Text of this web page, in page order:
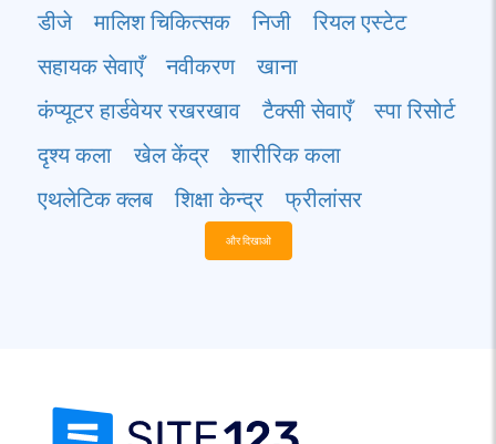
डीजे
मालिश चिकित्सक निजी
रियल एस्टेट
सहायक सेवाएँ
नवीकरण
खाना
कंप्यूटर हार्डवेयर रखरखाव
टैक्सी सेवाएँ
स्पा रिसोर्ट
दृश्य कला
खेल केंद्र
शारीरिक कला
एथलेटिक क्लब
शिक्षा केन्द्र फ्रीलांसर
और दिखाओ